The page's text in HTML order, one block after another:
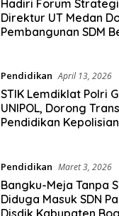
Hadiri Forum
Direktur UT Medan
Pembangunan SDM
Pendidikan April 13, 2026
STIK Lemdiklat Polri
UNIPOL, Dorong
Pendidikan
Pendidikan Maret 3, 2026
Bangku-Meja Tanpa
Diduga Masuk SDN
Disdik Kabupaten